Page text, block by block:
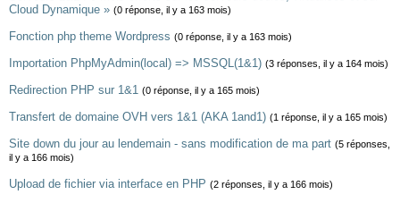
Cloud Dynamique » (0 réponse, il y a 163 mois)
Fonction php theme Wordpress (0 réponse, il y a 163 mois)
Importation PhpMyAdmin(local) => MSSQL(1&1) (3 réponses, il y a 164 mois)
Redirection PHP sur 1&1 (0 réponse, il y a 165 mois)
Transfert de domaine OVH vers 1&1 (AKA 1and1) (1 réponse, il y a 165 mois)
Site down du jour au lendemain - sans modification de ma part (5 réponses,
il y a 166 mois)
Upload de fichier via interface en PHP (2 réponses, il y a 166 mois)